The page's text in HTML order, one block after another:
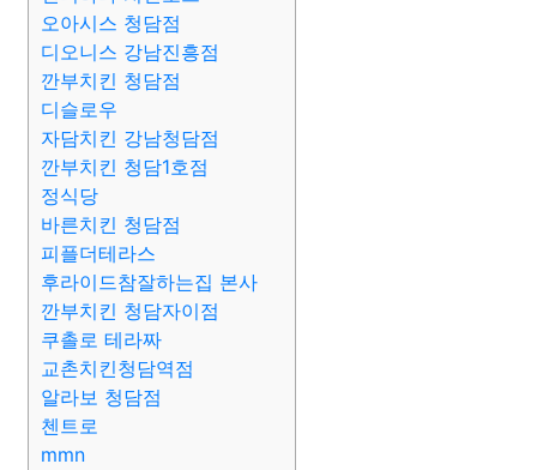
오아시스 청담점
디오니스 강남진흥점
깐부치킨 청담점
디슬로우
자담치킨 강남청담점
깐부치킨 청담1호점
정식당
바른치킨 청담점
피플더테라스
후라이드참잘하는집 본사
깐부치킨 청담자이점
쿠촐로 테라짜
교촌치킨청담역점
알라보 청담점
첸트로
mmn